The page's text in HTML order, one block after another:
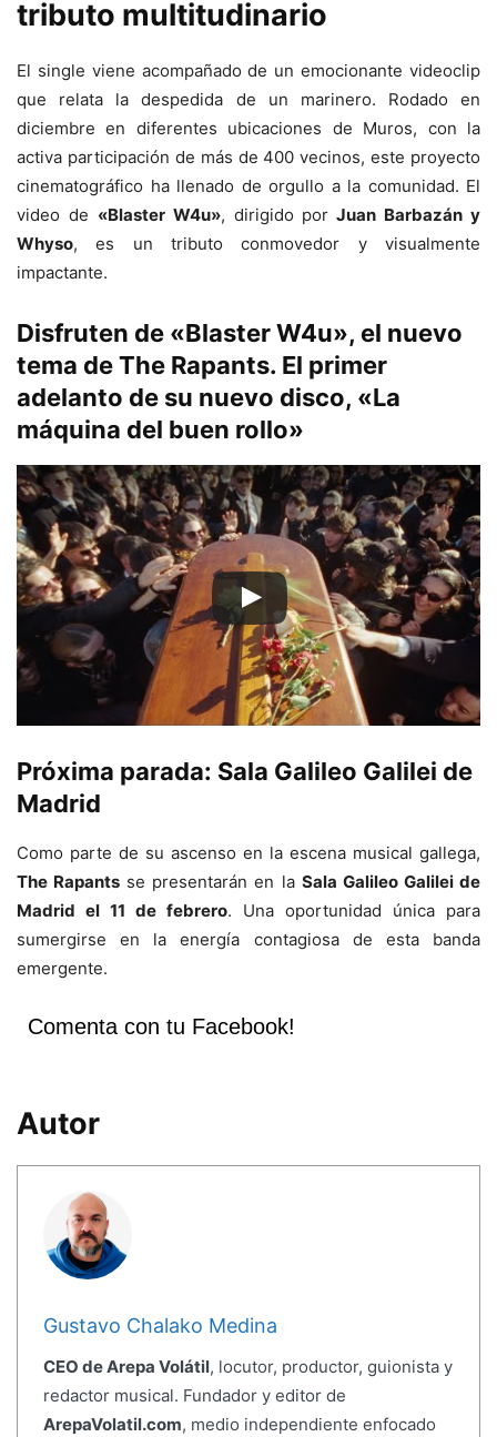
tributo multitudinario
El single viene acompañado de un emocionante videoclip
que relata la despedida de un marinero. Rodado en
diciembre en diferentes ubicaciones de Muros, con la
activa participación de más de 400 vecinos, este proyecto
cinematográfico ha llenado de orgullo a la comunidad. El
video de «Blaster W4u», dirigido por Juan Barbazán y
Whyso, es un tributo conmovedor y visualmente
impactante.
Disfruten de «Blaster W4u», el nuevo
tema deThe Rapants. El primer
adelanto de su nuevo disco, «La
máquina del buen rollo»
Próxima parada: Sala Galileo Galilei de
Madrid
Como parte de su ascenso en la escena musical gallega,
The Rapants se presentarán en la Sala Galileo Galilei de
Madrid el 11 de febrero. Una oportunidad única para
sumergirse en la energía contagiosa de esta banda
emergente.
Comenta con tu Facebook!
Autor
Gustavo Chalako Medina
CEO de Arepa Volátil, locutor, productor, guionista y
redactor musical. Fundador y editor de
ArepaVolatil.com, medio independiente enfocado